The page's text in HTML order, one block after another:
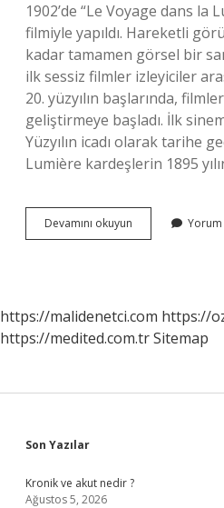
1902’de “Le Voyage dans la
filmiyle yapıldı. Hareketli
kadar tamamen görsel bir
ilk sessiz filmler izleyiciler
20. yüzyılın başlarında,
geliştirmeye başladı. İlk
Yüzyılın icadı olarak tarihe
Lumière kardeşlerin 1895
Devamını okuyun
Filmin
Yorum
https://malidenetci.com https://
https://medited.com.trSitemap
Sidebar
Son Yazılar
Kronik ve akut nedir ?
Ağustos 5, 2026